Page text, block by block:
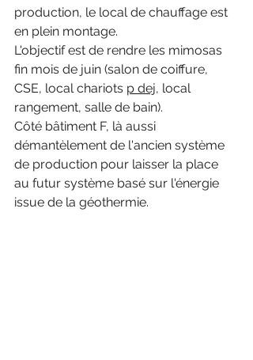
production, le local de chauffage est
en plein montage.
L'objectif est de rendre les mimosas
fin mois de juin (salon de coiffure,
CSE, local chariots p dej, local
rangement, salle de bain).
Côté bâtiment F, là aussi
démantèlement de l'ancien système
de production pour laisser la place
au futur système basé sur l'énergie
issue de la géothermie.